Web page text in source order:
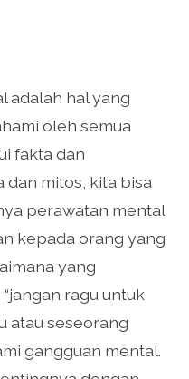
adalah hal yang
oleh semua
fakta dan
dan mitos, kita bisa
perawatan mental
kepada orang yang
yang
ragu untuk
atau seseorang
gangguan mental.